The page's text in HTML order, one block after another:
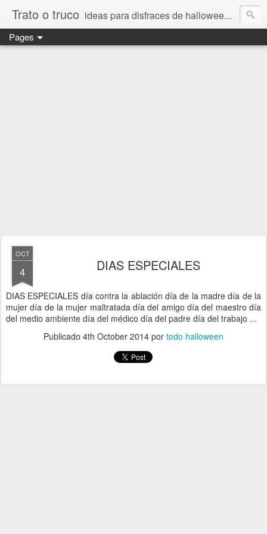
Trato o truco ideas para disfraces de halloween y carnaval, días especiales, día del padre y día de la madre, imágenes bonitas de amor
Pages
OCT
4 DIAS ESPECIALES
DIAS ESPECIALES día contra la ablación día de la madre día de la
mujer día de la mujer maltratada día del amigo día del maestro día
del medio ambiente día del médico día del padre día del trabajo ...
Publicado 4th October 2014 por todo halloween